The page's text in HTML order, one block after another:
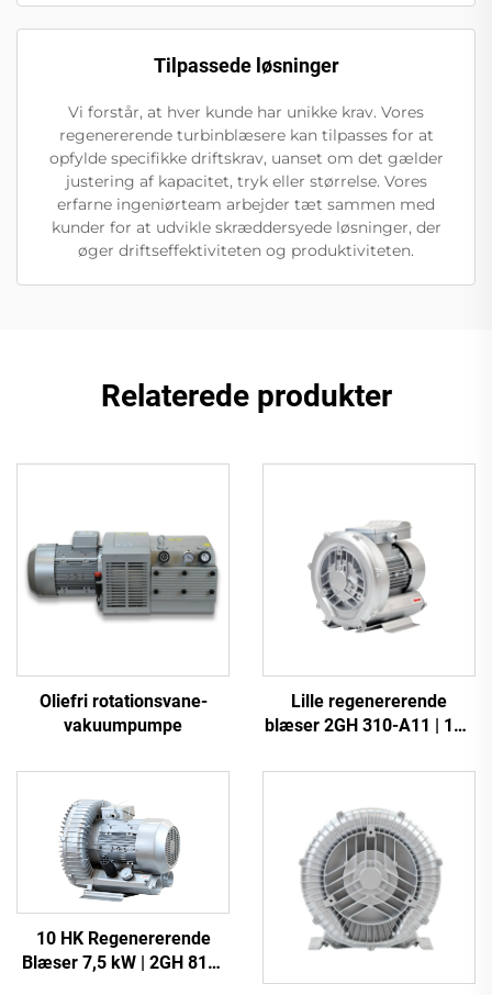
Tilpassede løsninger
Vi forstår, at hver kunde har unikke krav. Vores
regenererende turbinblæsere kan tilpasses for at
opfylde specifikke driftskrav, uanset om det gælder
justering af kapacitet, tryk eller størrelse. Vores
erfarne ingeniørteam arbejder tæt sammen med
kunder for at udvikle skræddersyede løsninger, der
øger driftseffektiviteten og produktiviteten.
Relaterede produkter
Oliefri rotationsvane-
vakuumpumpe
Lille regenererende
blæser 2GH 310-A11 | 110
dam
10 HK Regenererende
Blæser 7,5 kW | 2GH 810-